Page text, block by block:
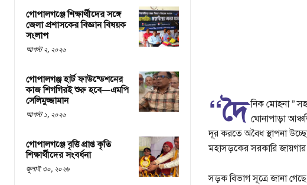
গোপালগঞ্জে শিক্ষার্থীদের সঙ্গে
জেলা প্রশাসকের বিজ্ঞান বিষয়ক
সংলাপ
আগস্ট ২, ২০২৬
গোপালগঞ্জ হার্ট ফাউন্ডেশনের
কাজ শিগগিরই শুরু হবে—এমপি
সেলিমুজ্জামান
আগস্ট ১, ২০২৬
গোপালগঞ্জে বৃত্তি প্রাপ্ত কৃতি
শিক্ষার্থীদের সংবর্ধনা
জুলাই ৩০, ২০২৬
“দৈ নিক মোহনা ”
ঘোনাপাড়া
দূর করতে অবৈধ স্থাপনা
মহাসড়কের সরকারি জায়গার
সড়ক বিভাগ সূত্রে জানা